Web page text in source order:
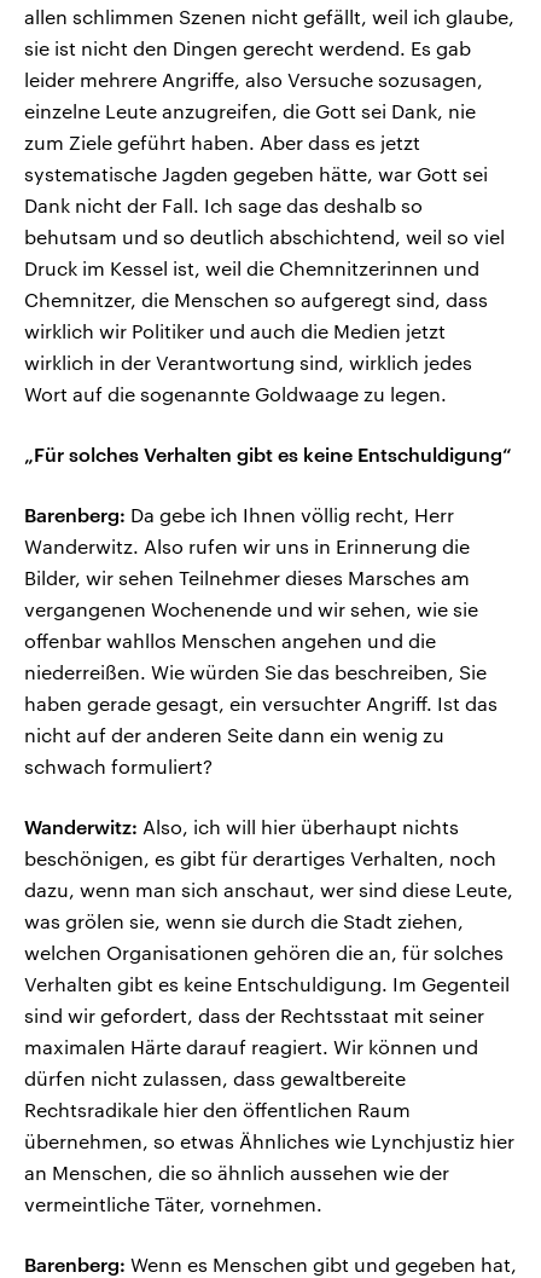
allen schlimmen Szenen nicht gefällt, weil ich glaube,
sie ist nicht den Dingen gerecht werdend. Es gab
leider mehrere Angriffe, also Versuche sozusagen,
einzelne Leute anzugreifen, die Gott sei Dank, nie
zum Ziele geführt haben. Aber dass es jetzt
systematische Jagden gegeben hätte, war Gott sei
Dank nicht der Fall. Ich sage das deshalb so
behutsam und so deutlich abschichtend, weil so viel
Druck im Kessel ist, weil die Chemnitzerinnen und
Chemnitzer, die Menschen so aufgeregt sind, dass
wirklich wir Politiker und auch die Medien jetzt
wirklich in der Verantwortung sind, wirklich jedes
Wort auf die sogenannte Goldwaage zu legen.
„Für solches Verhalten gibt es keine Entschuldigung“
Barenberg: Da gebe ich Ihnen völlig recht, Herr
Wanderwitz. Also rufen wir uns in Erinnerung die
Bilder, wir sehen Teilnehmer dieses Marsches am
vergangenen Wochenende und wir sehen, wie sie
offenbar wahllos Menschen angehen und die
niederreißen. Wie würden Sie das beschreiben, Sie
haben gerade gesagt, ein versuchter Angriff. Ist das
nicht auf der anderen Seite dann ein wenig zu
schwach formuliert?
Wanderwitz: Also, ich will hier überhaupt nichts
beschönigen, es gibt für derartiges Verhalten, noch
dazu, wenn man sich anschaut, wer sind diese Leute,
was grölen sie, wenn sie durch die Stadt ziehen,
welchen Organisationen gehören die an, für solches
Verhalten gibt es keine Entschuldigung. Im Gegenteil
sind wir gefordert, dass der Rechtsstaat mit seiner
maximalen Härte darauf reagiert. Wir können und
dürfen nicht zulassen, dass gewaltbereite
Rechtsradikale hier den öffentlichen Raum
übernehmen, so etwas Ähnliches wie Lynchjustiz hier
an Menschen, die so ähnlich aussehen wie der
vermeintliche Täter, vornehmen.
Barenberg: Wenn es Menschen gibt und gegeben hat,